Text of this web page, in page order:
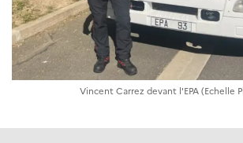
Vincent Carrez devant l'EPA (Echelle